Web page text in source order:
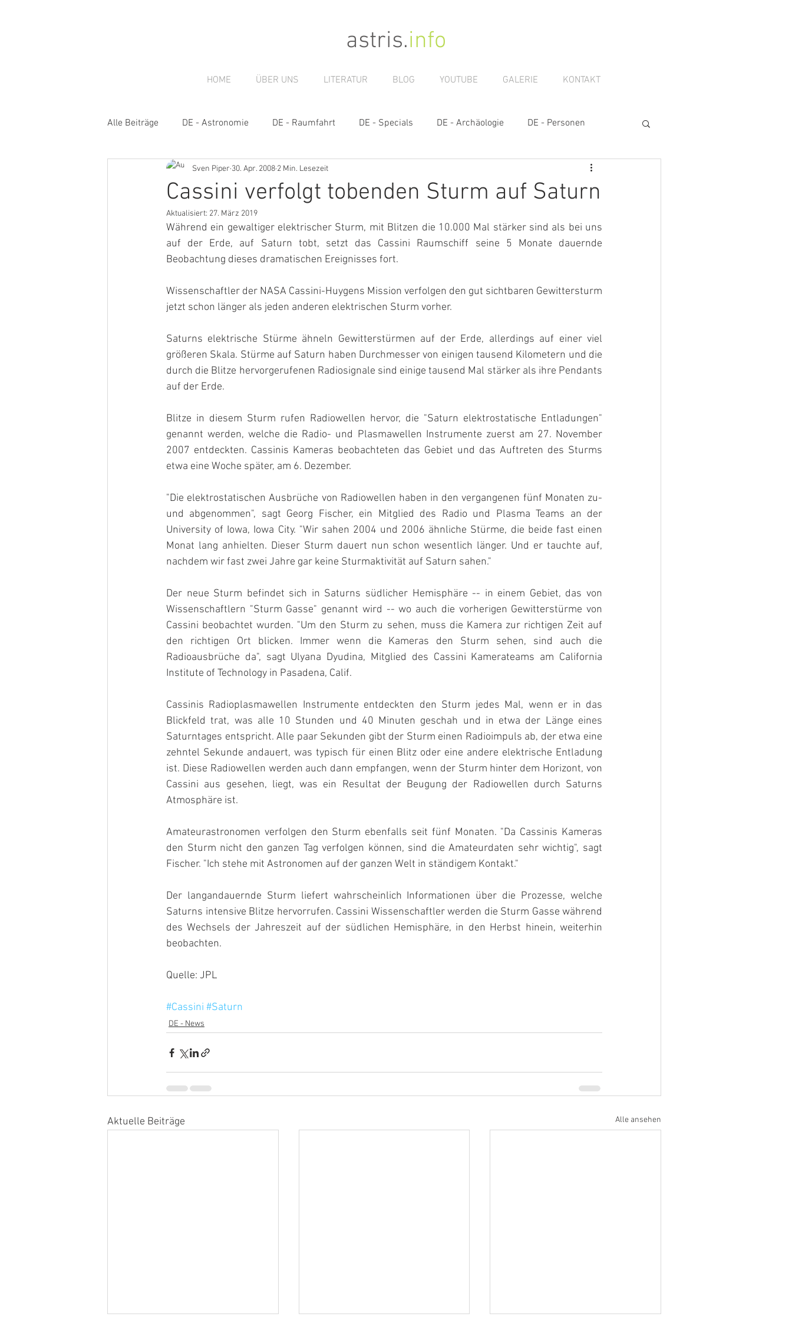
astris.info
HOME ÜBER UNS LITERATUR BLOG YOUTUBE GALERIE KONTAKT
Alle Beiträge DE - Astronomie DE - Raumfahrt DE - Specials DE - Archäologie DE - Personen
DE - Gastbeiträge DE - News
Cassini verfolgt tobenden Sturm auf Saturn
Sven Piper 30. Apr. 2008 2 Min. Lesezeit
Aktualisiert: 27. März 2019
Während ein gewaltiger elektrischer Sturm, mit Blitzen die 10.000 Mal stärker sind als bei uns
auf der Erde, auf Saturn tobt, setzt das Cassini Raumschiff seine 5 Monate dauernde
Beobachtung dieses dramatischen Ereignisses fort.
Wissenschaftler der NASA Cassini-Huygens Mission verfolgen den gut sichtbaren Gewittersturm
jetzt schon länger als jeden anderen elektrischen Sturm vorher.
Saturns elektrische Stürme ähneln Gewitterstürmen auf der Erde, allerdings auf einer viel
größeren Skala. Stürme auf Saturn haben Durchmesser von einigen tausend Kilometern und die
durch die Blitze hervorgerufenen Radiosignale sind einige tausend Mal stärker als ihre Pendants
auf der Erde.
Blitze in diesem Sturm rufen Radiowellen hervor, die "Saturn elektrostatische Entladungen"
genannt werden, welche die Radio- und Plasmawellen Instrumente zuerst am 27. November
2007 entdeckten. Cassinis Kameras beobachteten das Gebiet und das Auftreten des Sturms
etwa eine Woche später, am 6. Dezember.
"Die elektrostatischen Ausbrüche von Radiowellen haben in den vergangenen fünf Monaten zu-
und abgenommen", sagt Georg Fischer, ein Mitglied des Radio und Plasma Teams an der
University of Iowa, Iowa City. "Wir sahen 2004 und 2006 ähnliche Stürme, die beide fast einen
Monat lang anhielten. Dieser Sturm dauert nun schon wesentlich länger. Und er tauchte auf,
nachdem wir fast zwei Jahre gar keine Sturmaktivität auf Saturn sahen."
Der neue Sturm befindet sich in Saturns südlicher Hemisphäre -- in einem Gebiet, das von
Wissenschaftlern "Sturm Gasse" genannt wird -- wo auch die vorherigen Gewitterstürme von
Cassini beobachtet wurden. "Um den Sturm zu sehen, muss die Kamera zur richtigen Zeit auf
den richtigen Ort blicken. Immer wenn die Kameras den Sturm sehen, sind auch die
Radioausbrüche da", sagt Ulyana Dyudina, Mitglied des Cassini Kamerateams am California
Institute of Technology in Pasadena, Calif.
Cassinis Radioplasmawellen Instrumente entdeckten den Sturm jedes Mal, wenn er in das
Blickfeld trat, was alle 10 Stunden und 40 Minuten geschah und in etwa der Länge eines
Saturntages entspricht. Alle paar Sekunden gibt der Sturm einen Radioimpuls ab, der etwa eine
zehntel Sekunde andauert, was typisch für einen Blitz oder eine andere elektrische Entladung
ist. Diese Radiowellen werden auch dann empfangen, wenn der Sturm hinter dem Horizont, von
Cassini aus gesehen, liegt, was ein Resultat der Beugung der Radiowellen durch Saturns
Atmosphäre ist.
Amateurastronomen verfolgen den Sturm ebenfalls seit fünf Monaten. "Da Cassinis Kameras
den Sturm nicht den ganzen Tag verfolgen können, sind die Amateurdaten sehr wichtig", sagt
Fischer. "Ich stehe mit Astronomen auf der ganzen Welt in ständigem Kontakt."
Der langandauernde Sturm liefert wahrscheinlich Informationen über die Prozesse, welche
Saturns intensive Blitze hervorrufen. Cassini Wissenschaftler werden die Sturm Gasse während
des Wechsels der Jahreszeit auf der südlichen Hemisphäre, in den Herbst hinein, weiterhin
beobachten.
Quelle: JPL
#Cassini #Saturn
DE - News
Aktuelle Beiträge Alle ansehen